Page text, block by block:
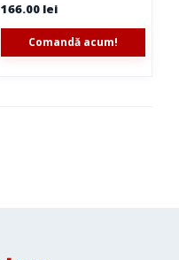
0out of 5
166.00 lei
Comandă acum!